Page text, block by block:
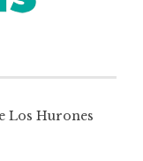
Los Hurones